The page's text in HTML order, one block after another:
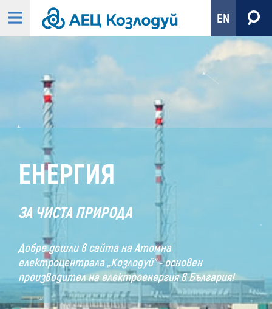
EN
Начало
Козлодуй
ЕНЕРГИЯ
ЗА ЧИСТА ПРИРОДА
Добре дошли в сайта на Атомна
електроцентрала „Козлодуй” - основен
производител на електроенергия в България!